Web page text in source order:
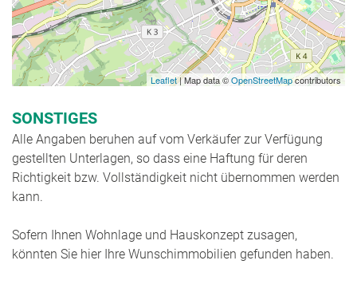
Leaflet| Map data ©OpenStreetMapcontributors
SONSTIGES
Alle Angaben beruhen auf vom Verkäufer zur Verfügung
gestellten Unterlagen, so dass eine Haftung für deren
Richtigkeit bzw. Vollständigkeit nicht übernommen werden
kann.
Sofern Ihnen Wohnlage und Hauskonzept zusagen,
könnten Sie hier Ihre Wunschimmobilien gefunden haben.